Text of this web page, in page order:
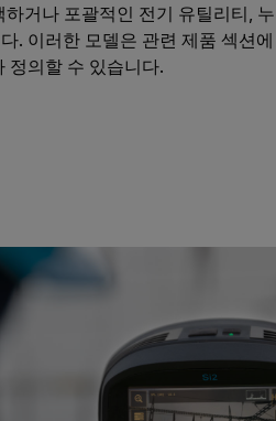
거나 포괄적인 전기 유틸리티, 누
. 이러한 모델은 관련 제품 섹션에
정의할 수 있습니다.